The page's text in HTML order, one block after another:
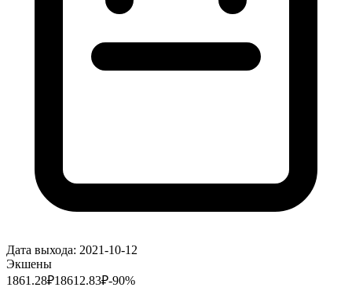
Дата выхода: 2021-10-12
Экшены
1861.28₽18612.83₽-90%